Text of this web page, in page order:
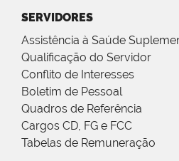
SERVIDORES
Assistência à Saúde
Qualificação do Servidor
Conflito de Interesses
Boletim de Pessoal
Quadros de Referência
Cargos CD, FG e FCC
Tabelas de Remuneração